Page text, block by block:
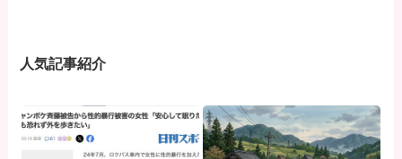
人気記事紹介